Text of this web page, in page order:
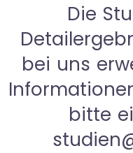
Die
bei uns
bitte